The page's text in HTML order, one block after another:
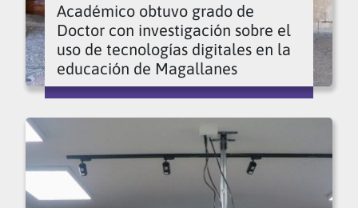
Académico obtuvo grado de
Doctor con investigación sobre el
uso de tecnologías digitales en la
educación de Magallanes